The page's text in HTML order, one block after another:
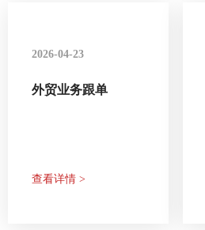
2026-04-23
外贸业务跟单
查看详情 >